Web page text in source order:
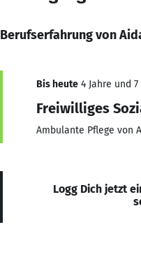
Berufserfahrung von
Bis heute 4 Jahre und
Freiwilliges
Ambulante Pflege von
Logg Dich jetzt